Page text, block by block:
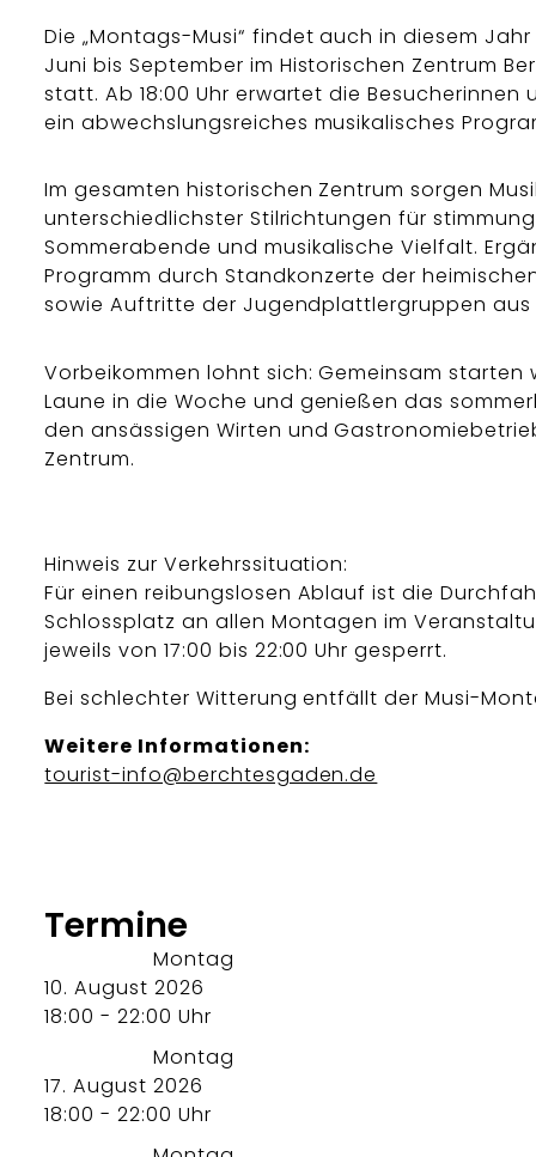
Die „Montags-Musi“ findet auch in diesem
Juni bis September im Historischen Zentrum
statt. Ab 18:00 Uhr erwartet die Besucherinnen
ein abwechslungsreiches musikalisches
Im gesamten historischen Zentrum sorgen
unterschiedlichster Stilrichtungen für
Sommerabende und musikalische Vielfalt.
Programm durch Standkonzerte der
sowie Auftritte der Jugendplattlergruppen aus
Vorbeikommen lohnt sich: Gemeinsam starten
Laune in die Woche und genießen das
den ansässigen Wirten und
Zentrum.
Hinweis zur Verkehrssituation:
Für einen reibungslosen Ablauf ist die
Schlossplatz an allen Montagen im
jeweils von 17:00 bis 22:00 Uhr gesperrt.
Bei schlechter Witterung entfällt der Musi-
Weitere Informationen:
tourist-info@berchtesgaden.de
Termine
Montag
10. August 2026
18:00 - 22:00 Uhr
Montag
17. August 2026
18:00 - 22:00 Uhr